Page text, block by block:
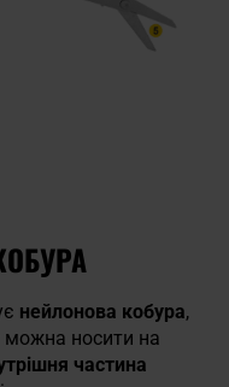
нейлонова кобура,
можна носити на
частина